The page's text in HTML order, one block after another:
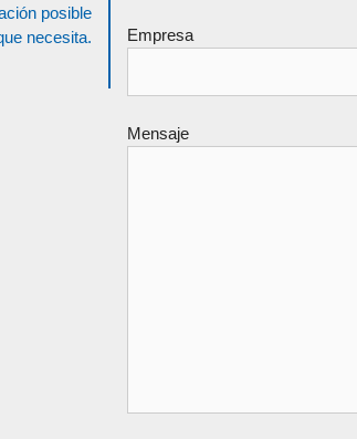
posible
necesita.
Empresa
Mensaje